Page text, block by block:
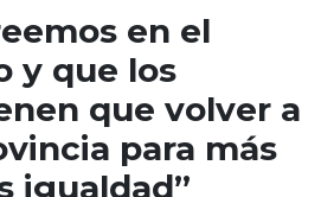
en el
y que los
que volver a
para más
igualdad”